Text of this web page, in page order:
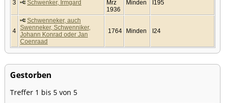
3 Schwenker, Irmgard
Mrz
1936
Minden I195
4
Schwenneker, auch
Swenneker, Schwenniker,
Johann Konrad oder Jan
Coenraad
1764 Minden I24
Gestorben
Treffer 1 bis 5 von 5